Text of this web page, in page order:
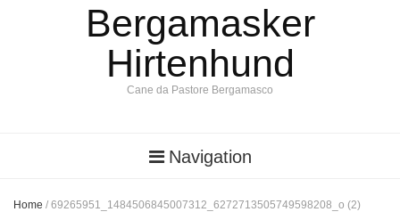
Bergamasker
Hirtenhund
Cane da Pastore Bergamasco
Navigation
Home / 69265951_1484506845007312_6272713505749598208_o (2)